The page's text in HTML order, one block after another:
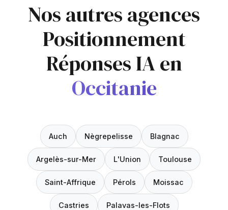
Nos autres agences
Positionnement
Réponses IA en
Occitanie
Auch Nègrepelisse Blagnac
Argelès-sur-Mer L'Union Toulouse
Saint-Affrique Pérols Moissac
Castries Palavas-les-Flots